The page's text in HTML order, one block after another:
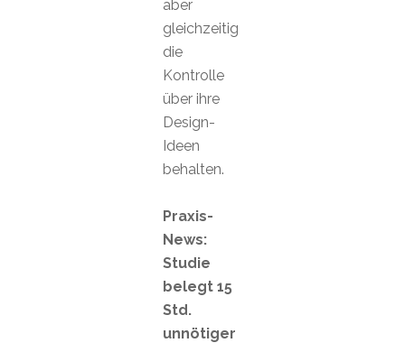
aber
gleichzeitig
die
Kontrolle
über ihre
Design-
Ideen
behalten.
Praxis-
News:
Studie
belegt 15
Std.
unnötiger